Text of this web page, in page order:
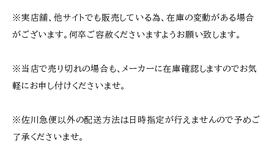
※実店舗、他サイトでも販売している為、在庫の変動がある場合
がございます。何卒ご容赦くださいますようお願い致します。
※当店で売り切れの場合も、メーカーに在庫確認しますのでお気
軽にお申し付けくださいませ。
※佐川急便以外の配送方法は日時指定が行えませんので予めご
了承くださいませ。